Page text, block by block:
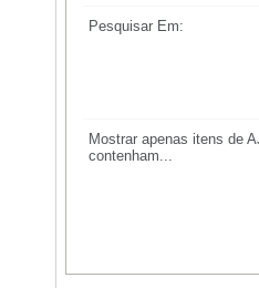
Pesquisar Em:
Mostrar apenas itens de
contenham...